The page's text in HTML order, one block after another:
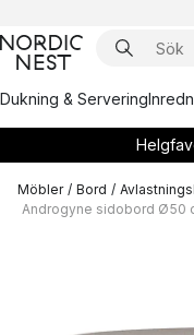
Dukning & Servering
Möbler / Bord /
Androgyne sidobord Ø50